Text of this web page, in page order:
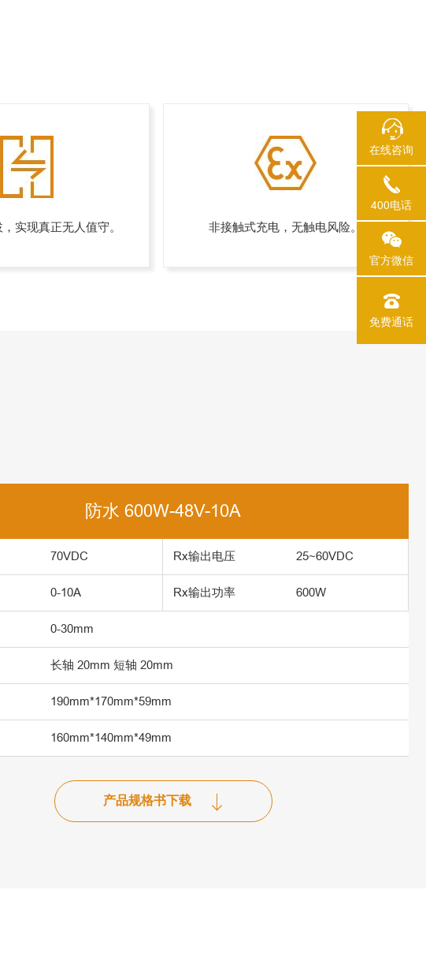
实现真正无人值守。 非接触式充电，无触电风险。
防水 600W-48V-10A
70VDC Rx输出电压 25~60VDC
0-10A Rx输出功率 600W
0-30mm
长轴 20mm 短轴 20mm
190mm*170mm*59mm
160mm*140mm*49mm
产品规格书下载
在线咨询
400电话
官方微信
免费通话